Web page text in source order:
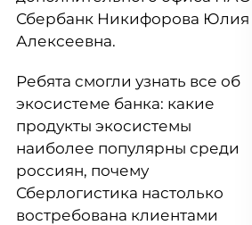
Сбербанк Никифорова Юлия
Алексеевна.
Ребята смогли узнать все об
экосистеме банка: какие
продукты экосистемы
наиболее популярны среди
россиян, почему
Сберлогистика настолько
востребована клиентами